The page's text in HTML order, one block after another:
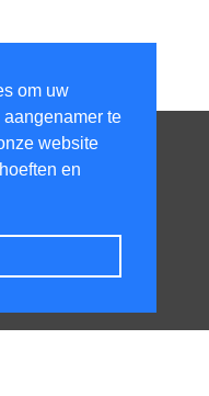
om uw
te
website
en